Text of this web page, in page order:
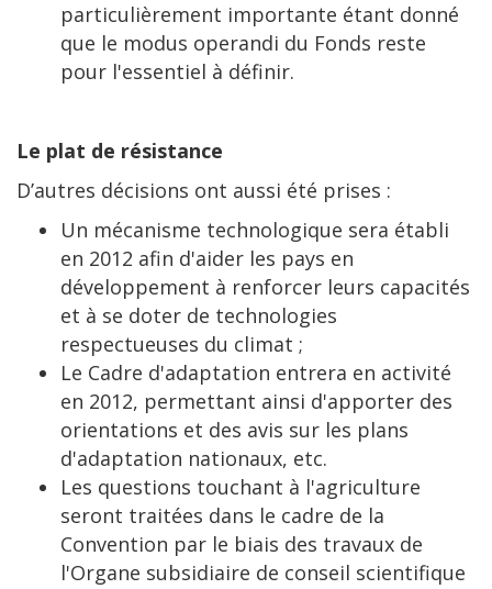
particulièrement importante étant donné
que le modus operandi du Fonds reste
pour l'essentiel à définir.
Le plat de résistance
D’autres décisions ont aussi été prises :
Un mécanisme technologique sera établi
en 2012 afin d'aider les pays en
développement à renforcer leurs capacités
et à se doter de technologies
respectueuses du climat ;
Le Cadre d'adaptation entrera en activité
en 2012, permettant ainsi d'apporter des
orientations et des avis sur les plans
d'adaptation nationaux, etc.
Les questions touchant à l'agriculture
seront traitées dans le cadre de la
Convention par le biais des travaux de
l'Organe subsidiaire de conseil scientifique